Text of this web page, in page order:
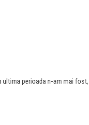
ultima perioada n-am mai fost,